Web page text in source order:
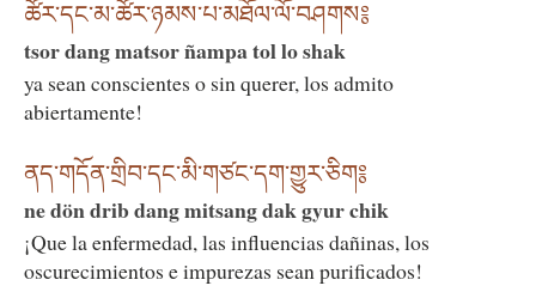
ཚོར་དང་མ་ཚོར་ཉམས་པ་མཐོལ་ལོ་བཤགས༔
tsor dang matsor ñampa tol lo shak
ya sean conscientes o sin querer, los admito
abiertamente!
ནད་གདོན་གྲིབ་དང་མི་གཙང་དག་གྱུར་ཅིག༔
ne dön drib dang mitsang dak gyur chik
¡Que la enfermedad, las influencias dañinas, los
oscurecimientos e impurezas sean purificados!